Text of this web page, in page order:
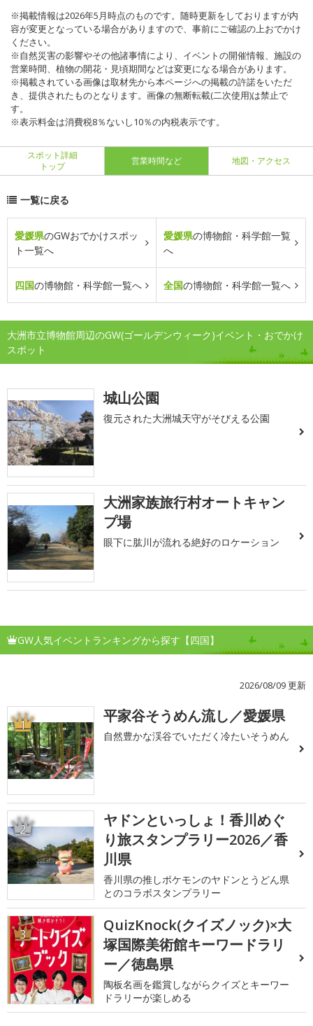
※掲載情報は2026年5月時点のものです。随時更新をしておりますが内
容が変更となっている場合がありますので、事前にご確認の上おでかけ
ください。
※自然災害の影響やその他諸事情により、イベントの開催情報、施設の
営業時間、植物の開花・見頃期間などは変更になる場合があります。
※掲載されている画像は取材先から本ページへの掲載の許諾をいただ
き、提供されたものとなります。画像の無断転載(二次使用)は禁止で
す。
※表示料金は消費税8％ないし10％の内税表示です。
スポット詳細
トップ
営業時間など 地図・アクセス
一覧に戻る
愛媛県のGWおでかけスポッ
ト一覧へ
愛媛県の博物館・科学館一覧
へ
四国の博物館・科学館一覧へ 全国の博物館・科学館一覧へ
大洲市立博物館周辺のGW(ゴールデンウィーク)イベント・おでかけ
スポット
城山公園
復元された大洲城天守がそびえる公園
大洲家族旅行村オートキャン
プ場
眼下に肱川が流れる絶好のロケーション
GW人気イベントランキングから探す【四国】
2026/08/09 更新
1 平家谷そうめん流し／愛媛県
自然豊かな渓谷でいただく冷たいそうめん
2
ヤドンといっしょ！香川めぐ
り旅スタンプラリー2026／香
川県
香川県の推しポケモンのヤドンとうどん県
とのコラボスタンプラリー
3
QuizKnock(クイズノック)×大
塚国際美術館キーワードラリ
ー／徳島県
陶板名画を鑑賞しながらクイズとキーワー
ドラリーが楽しめる